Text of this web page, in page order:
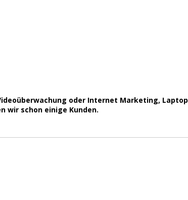
oder Internet Marketing, Laptop
wir schon einige Kunden.